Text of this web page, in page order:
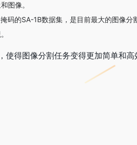
图像。
码的SA-1B数据集，是目前最大的图像分
得图像分割任务变得更加简单和高